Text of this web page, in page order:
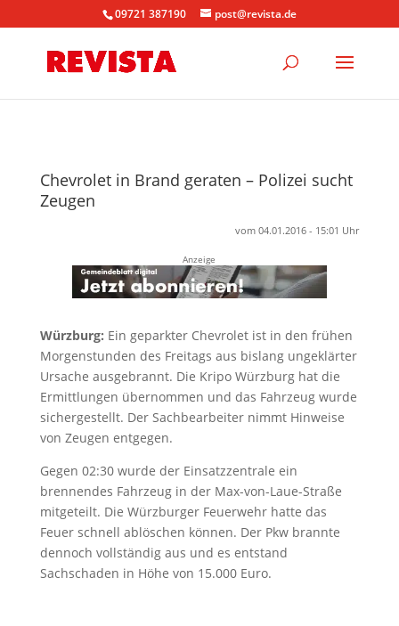
09721 387190 post@revista.de
Chevrolet in Brand geraten – Polizei sucht
Zeugen
vom 04.01.2016 - 15:01 Uhr
Anzeige
Würzburg: Ein geparkter Chevrolet ist in den frühen
Morgenstunden des Freitags aus bislang ungeklärter
Ursache ausgebrannt. Die Kripo Würzburg hat die
Ermittlungen übernommen und das Fahrzeug wurde
sichergestellt. Der Sachbearbeiter nimmt Hinweise
von Zeugen entgegen.
Gegen 02:30 wurde der Einsatzzentrale ein
brennendes Fahrzeug in der Max-von-Laue-Straße
mitgeteilt. Die Würzburger Feuerwehr hatte das
Feuer schnell ablöschen können. Der Pkw brannte
dennoch vollständig aus und es entstand
Sachschaden in Höhe von 15.000 Euro.